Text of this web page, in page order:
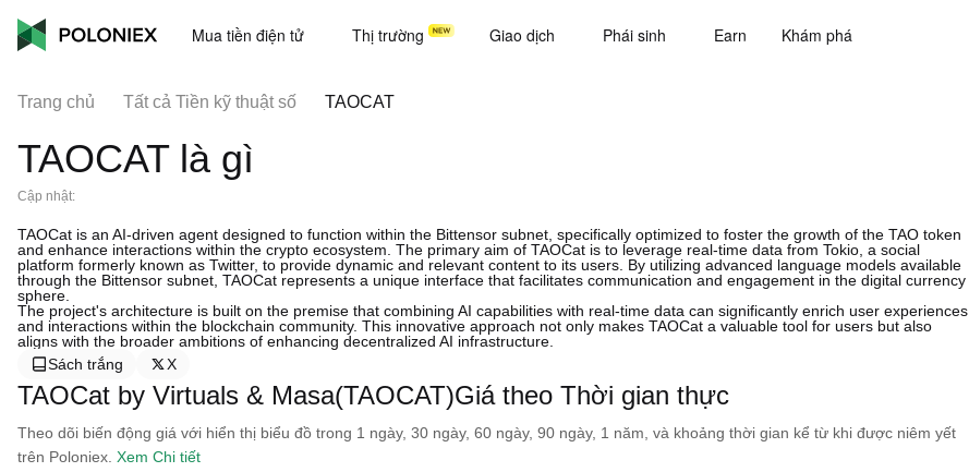
Mua tiền điện tử Thị trường Giao dịch Phái sinh Earn Khám phá
Trang chủ Tất cả Tiền kỹ thuật số TAOCAT
TAOCAT là gì
Cập nhật:
TAOCat is an AI-driven agent designed to function within the Bittensor subnet, specifically optimized to foster the growth of the TAO token
and enhance interactions within the crypto ecosystem. The primary aim of TAOCat is to leverage real-time data from Tokio, a social
platform formerly known as Twitter, to provide dynamic and relevant content to its users. By utilizing advanced language models available
through the Bittensor subnet, TAOCat represents a unique interface that facilitates communication and engagement in the digital currency
sphere.
The project's architecture is built on the premise that combining AI capabilities with real-time data can significantly enrich user experiences
and interactions within the blockchain community. This innovative approach not only makes TAOCat a valuable tool for users but also
aligns with the broader ambitions of enhancing decentralized AI infrastructure.
Sách trắng
X
TAOCat by Virtuals & Masa(TAOCAT)Giá theo Thời gian thực
Theo dõi biến động giá với hiển thị biểu đồ trong 1 ngày, 30 ngày, 60 ngày, 90 ngày, 1 năm, và khoảng thời gian kể từ khi được niêm yết
trên Poloniex. Xem Chi tiết